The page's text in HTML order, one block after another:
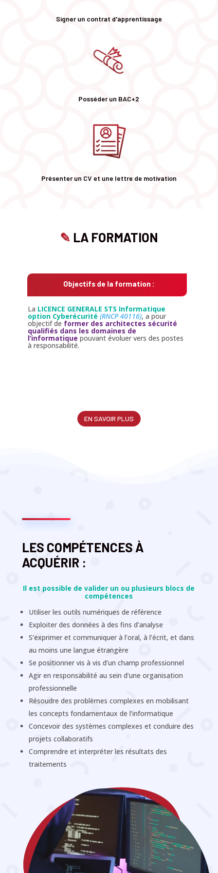
Signer un contrat d'apprentissage
Posséder un BAC+2
Présenter un CV et une lettre de motivation
✎ LA FORMATION
Objectifs de la formation :
La LICENCE GENERALE STS Informatique
option Cyberécurité (RNCP 40116), a pour
objectif de former des architectes sécurité
qualifiés dans les domaines de
l’informatique pouvant évoluer vers des postes
à responsabilité.
EN SAVOIR PLUS
LES COMPÉTENCES À
ACQUÉRIR :
Il est possible de valider un ou plusieurs blocs de
compétences
Utiliser les outils numériques de référence
Exploiter des données à des fins d’analyse
S’exprimer et communiquer à l’oral, à l’écrit, et dans
au moins une langue étrangère
Se positionner vis à vis d’un champ professionnel
Agir en responsabilité au sein d’une organisation
professionnelle
Résoudre des problèmes complexes en mobilisant
les concepts fondamentaux de l’informatique
Concevoir des systèmes complexes et conduire des
projets collaboratifs
Comprendre et interpréter les résultats des
traitements